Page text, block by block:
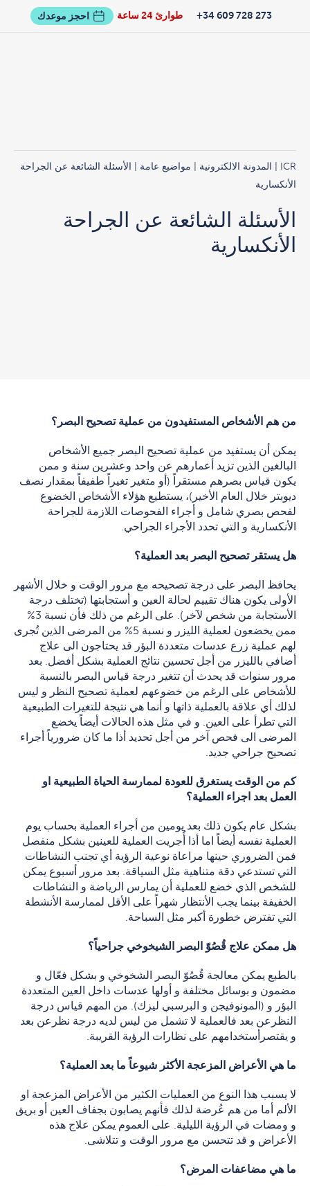
طوارئ 24 ساعة 273 728 609 34+ احجز موعدك
ICR المدونة الالكترونية مواضيع عامة | الأسئلة الشائعة عن الجراحة
الأنكسارية
الأسئلة الشائعة عن الجراحة
الأنكسارية
من هم الأشخاص المستفيدون من عملية تصحيح البصر؟
يمكن أن يستفيد من عملية تصحيح البصر جميع الأشخاص
البالغين الذين تزيد أعمارهم عن واحد وعشرين سنة و ممن
يكون قياس بصرهم مستقراً (أو متغير تغيراً طفيفاً بمقدار نصف
ديوبتر خلال العام الأخير)، يستطيع هؤلاء الأشخاص الخضوع
لفحص بصري شامل و أجراء الفحوصات اللازمة للجراحة
الأنكسارية و التي تحدد الأجراء الجراحي.
هل يستقر تصحيح البصر بعد العملية؟
يحافظ البصر على درجة تصحيحه مع مرور الوقت و خلال الأشهر
الأولى يكون هناك تقييم لحالة العين و أستجابتها (تختلف درجة
الأستجابة من شخص لآخر). على الرغم من ذلك فأن نسبة 3%
ممن يخضعون لعملية الليزر و نسبة 5% من المرضى الذين تُجرى
لهم عملية زرع عدسات متعددة البؤر قد يحتاجون الى علاج
أضافي بالليزر من أجل تحسين نتائج العملية بشكل أفضل. بعد
مرور سنوات قد يحدث أن تتغير درجة قياس البصر بالنسبة
للأشخاص على الرغم من خضوعهم لعملية تصحيح النظر و ليس
لذلك أي علاقة بالعملية ذاتها و أنما هي نتيجة للتغيرات الطبيعية
التي تطرأ على العين. و في مثل هذه الحالات أيضاً يخضع
المرضى الى فحص آخر من أجل تحديد أذا ما كان ضرورياً أجراء
تصحيح جراحي جديد.
كم من الوقت يستغرق للعودة لممارسة الحياة الطبيعية او
العمل بعد اجراء العملية؟
بشكل عام يكون ذلك بعد يومين من أجراء العملية بحساب يوم
العملية نفسه أيضاً اما أذا أُجريت العملية للعينين بشكل منفصل
فمن الضروري حينها مراعاة نوعية الرؤية أي تجنب النشاطات
التي تستدعي دقة متناهية مثل السياقة. بعد مرور أسبوع يمكن
للشخص الذي خضع للعملية أن يمارس الرياضة و النشاطات
الخفيفة بينما يجب الأنتظار شهراً على الأقل لممارسة الأنشطة
التي تفترض خطورة أكبر مثل السباحة.
هل ممكن علاج قُصُوّ البصر الشيخوخي جراحياً؟
بالطبع يمكن معالجة قُصُوّ البصر الشخوخي و بشكل فعّال و
مضمون و بوسائل مختلفة و أولها عدسات داخل العين المتعددة
البؤر و (المونوفيجن و البرسبي ليزك). من المهم قياس درجة
النظرعن بعد فالعملية لا تشمل من ليس لديه درجة نظرعن بعد
و يقتصرأستخدامهم على نظارات الرؤية القريبة.
ما هي الأعراض المزعجة الأكثر شيوعاً ما بعد العملية؟
لا يسبب هذا النوع من العمليات الكثير من الأعراض المزعجة او
الألم أما من هم عُرضة لذلك فأنهم يصابون بجفاف العين أو بريق
و ومضات في الرؤية الليلية. على العموم يمكن علاج هذه
الأعراض و قد تتحسن مع مرور الوقت و تتلاشى.
ما هي مضاعفات المرض؟